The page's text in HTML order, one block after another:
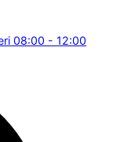
08:00 - 12:00